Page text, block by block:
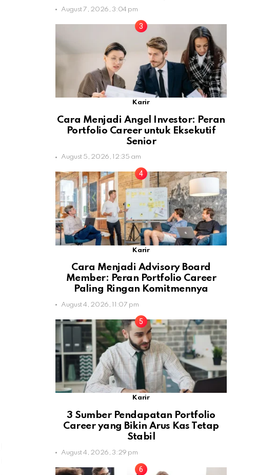
August 7, 2026, 3:04 pm
Karir
Cara Menjadi Angel Investor: Peran
Portfolio Career untuk Eksekutif
Senior
August 5, 2026, 12:35 am
Karir
Cara Menjadi Advisory Board
Member: Peran Portfolio Career
Paling Ringan Komitmennya
August 4, 2026, 11:07 pm
Karir
3 Sumber Pendapatan Portfolio
Career yang Bikin Arus Kas Tetap
Stabil
August 4, 2026, 3:29 pm